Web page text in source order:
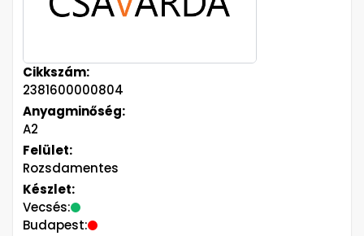
Cikkszám:
2381600000804
Anyagminőség:
A2
Felület:
Rozsdamentes
Készlet:
Vecsés:
Budapest: